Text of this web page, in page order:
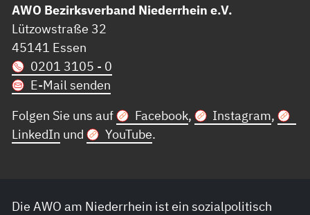
AWO Bezirksverband Niederrhein e.V.
Lützowstraße 32
45141 Essen
0201 3105 - 0
E-Mail senden
Folgen Sie uns auf
Facebook, Instagram,
LinkedIn und YouTube.
Die AWO am Niederrhein ist ein sozialpolitisch